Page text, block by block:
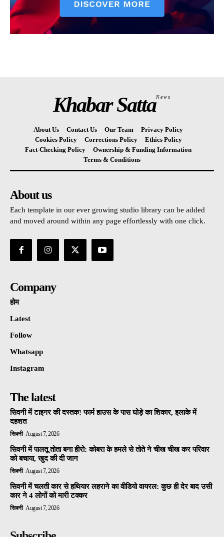
Khabar SattaNews
About Us Contact Us Our Team
Privacy Policy
Cookies Policy
Corrections Policy
Ethics Policy
Fact-Checking Policy
Ownership & Funding Information
Terms & Conditions
About us
Each template in our ever growing studio library can be added
and moved around within any page effortlessly with one click.
Company
होम
Latest
Follow
Whatsapp
Instagram
The latest
सिवनी में टाइगर की दस्तक! फार्म हाउस के पास घोड़े का शिकार, इलाके में
दहशत
सिवनी August 7, 2026
सिवनी में पालतू तोता बना हीरो: कोबरा के हमले से तोते ने चीख चीख कर परिवार
को बचाया, खुद की दी जान
सिवनी August 7, 2026
सिवनी में चलती कार से हथियार लहराने का वीडियो वायरल: कुछ ही देर बाद उसी
कार ने 4 लोगों को मारी टक्कर
सिवनी August 7, 2026